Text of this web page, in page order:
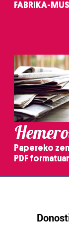
FABRIKA-
Papereko
PDF